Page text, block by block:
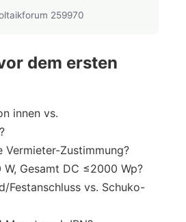
259970
dem ersten
innen vs.
Vermieter-Zustimmung?
Gesamt DC ≤2000 Wp?
Festanschluss vs. Schuko-